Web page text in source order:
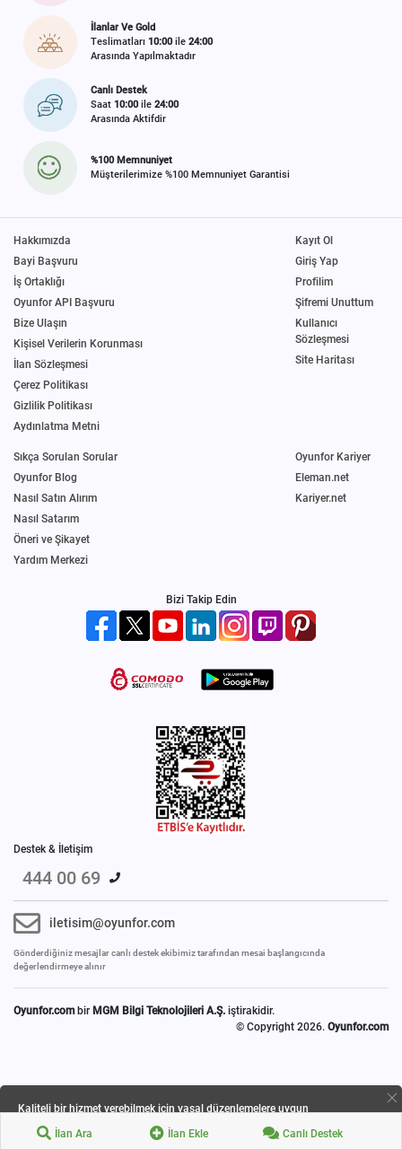
İlan Ara İlan Ekle Canlı Destek
İlanlar Ve Gold
Teslimatları 10:00ile 24:00
Arasında Yapılmaktadır
Canlı Destek
Saat 10:00ile 24:00
Arasında Aktifdir
%100 Memnuniyet
Müşterilerimize %100 Memnuniyet Garantisi
Hakkımızda
Bayi Başvuru
İş Ortaklığı
Oyunfor API Başvuru
Bize Ulaşın
Kişisel Verilerin Korunması
İlan Sözleşmesi
Çerez Politikası
Gizlilik Politikası
Aydınlatma Metni
Kayıt Ol
Giriş Yap
Profilim
Şifremi Unuttum
Kullanıcı
Sözleşmesi
Site Haritası
Sıkça Sorulan Sorular
Oyunfor Blog
Nasıl Satın Alırım
Nasıl Satarım
Öneri ve Şikayet
Yardım Merkezi
Oyunfor Kariyer
Eleman.net
Kariyer.net
Bizi Takip Edin
Destek & İletişim
444 00 69
iletisim@oyunfor.com
Gönderdiğiniz mesajlar canlı destek ekibimiz tarafından mesai başlangıcında
değerlendirmeye alınır
Oyunfor.combir MGM Bilgi Teknolojileri A.Ş. iştirakidir.
© Copyright 2026. Oyunfor.com
Kaliteli bir hizmet verebilmek için yasal düzenlemelere uygun
çerezlerinizi kullanmaktayız.
Detaylı bilgi için
Gizlilik ve Çerez Politikamızı inceleyebilirsiniz.